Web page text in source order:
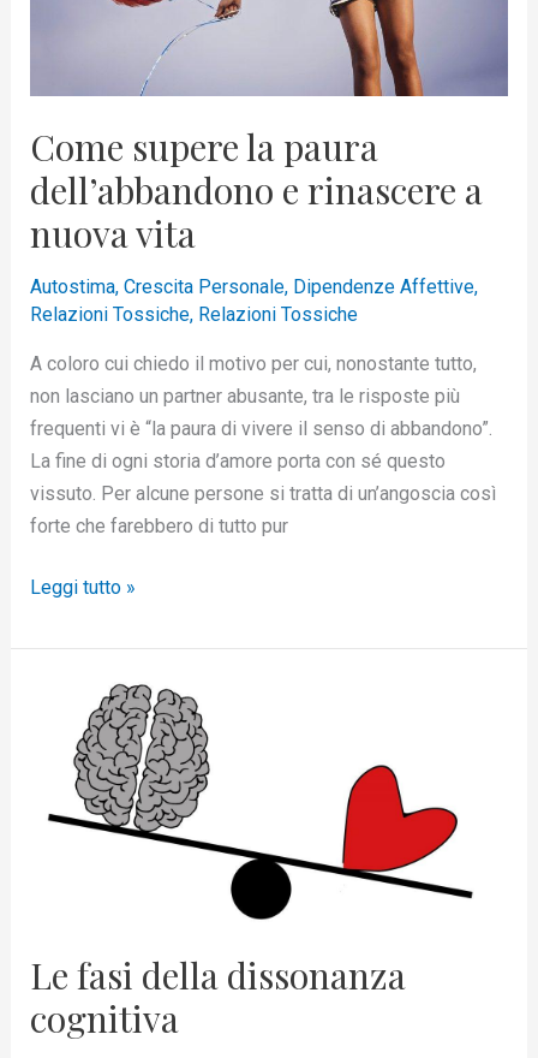
Come supere la paura
dell’abbandono e rinascere a
nuova vita
Autostima, Crescita Personale, Dipendenze Affettive,
Relazioni Tossiche, Relazioni Tossiche
A coloro cui chiedo il motivo per cui, nonostante tutto,
non lasciano un partner abusante, tra le risposte più
frequenti vi è “la paura di vivere il senso di abbandono”.
La fine di ogni storia d’amore porta con sé questo
vissuto. Per alcune persone si tratta di un’angoscia così
forte che farebbero di tutto pur
Leggi tutto »
Le fasi della dissonanza
cognitiva
dissonanza
cognitiva